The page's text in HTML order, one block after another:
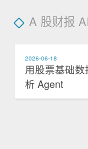
A 股财报
2026-06-18
用股票基础
析 Agent